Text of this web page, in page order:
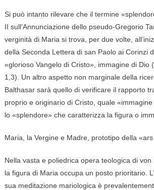
Si può intanto rilevare che il termine
II sull’Annunciazione dello pseudo-Gregorio
verginità di Maria si trova, per due volte,
della Seconda Lettera di san Paolo ai Corinzi
«glorioso Vangelo di Cristo», immagine di Dio
1,3). Un altro aspetto non marginale della
Balthasar sarà quello di verificare il rapporto
proprio e originario di Cristo, quale
lo «splendore» che caratterizza la figura o
Maria, la Vergine e Madre, prototipo della
Nella vasta e poliedrica opera teologica di von
la figura di Maria occupa un posto prioritario.
sua meditazione mariologica è